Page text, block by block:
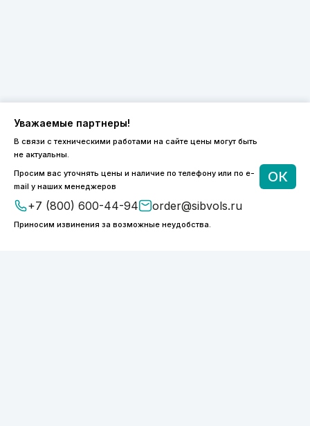
Уважаемые партнеры!
В связи с техническими работами на сайте цены могут быть
не актуальны.
Просим вас уточнять цены и наличие по телефону или по e-
mail у наших менеджеров
+7 (800) 600-44-94 order@sibvols.ru
Приносим извинения за возможные неудобства.
ОК
8 (800) 600-44-94
ПН-ПТ 9:00 - 18:00